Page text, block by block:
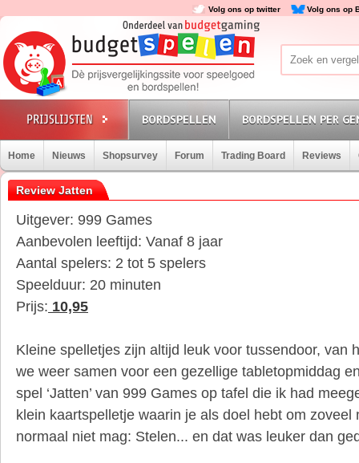
Volg ons op twitter Volg ons op
BORDSPELLEN BORDSPELLEN PER
Home Nieuws Shopsurvey Forum Trading Board Reviews
Review Jatten
Uitgever: 999 Games
Aanbevolen leeftijd: Vanaf 8 jaar
Aantal spelers: 2 tot 5 spelers
Speelduur: 20 minuten
Prijs: 10,95
Kleine spelletjes zijn altijd leuk voor tussendoor, van
we weer samen voor een gezellige tabletopmiddag
spel ‘Jatten’ van 999 Games op tafel die ik had
klein kaartspelletje waarin je als doel hebt om zoveel
normaal niet mag: Stelen... en dat was leuker dan